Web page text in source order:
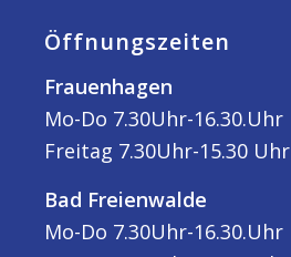
Öffnungszeiten
Frauenhagen
Mo-Do 7.30Uhr-16.30.Uhr
Freitag 7.30Uhr-15.30 Uhr
Bad Freienwalde
Mo-Do 7.30Uhr-16.30.Uhr